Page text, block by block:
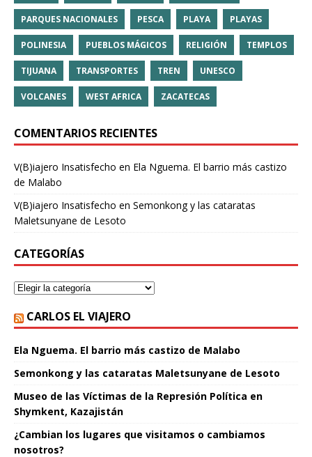
PARQUES NACIONALES PESCA PLAYA PLAYAS
POLINESIA PUEBLOS MÁGICOS RELIGIÓN TEMPLOS
TIJUANA TRANSPORTES TREN UNESCO
VOLCANES WEST AFRICA ZACATECAS
COMENTARIOS RECIENTES
V(B)iajero Insatisfecho en Ela Nguema. El barrio más castizo
de Malabo
V(B)iajero Insatisfecho en Semonkong y las cataratas
Maletsunyane de Lesoto
CATEGORÍAS
CARLOS EL VIAJERO
Ela Nguema. El barrio más castizo de Malabo
Semonkong y las cataratas Maletsunyane de Lesoto
Museo de las Víctimas de la Represión Política en
Shymkent, Kazajistán
¿Cambian los lugares que visitamos o cambiamos
nosotros?